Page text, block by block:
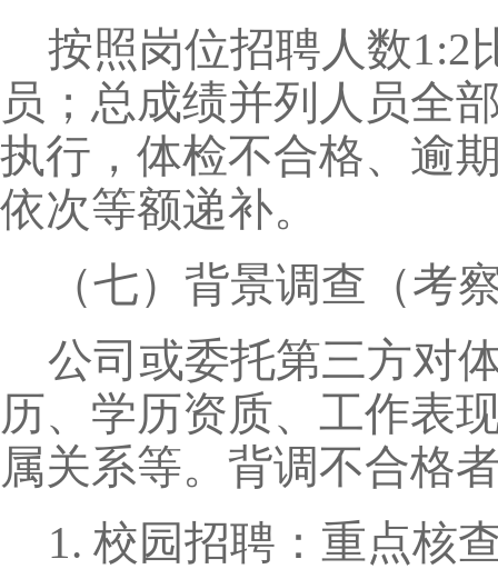
按照岗位招聘人数1:2
员；总成绩并列人员全
执行，体检不合格、逾
依次等额递补。
（七）背景调查（考
公司或委托第三方对
历、学历资质、工作表
属关系等。背调不合格
1. 校园招聘：重点核